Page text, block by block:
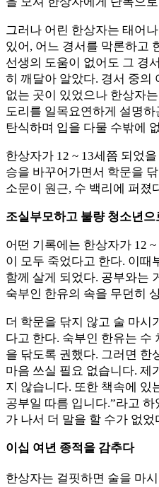
그러나 어린 한상자는 태어
있어, 어느 경서를 막론하고
선생의 도움이 없어도 그 경
히 깨달아 알았다. 경서 중의
없는 곳이 있었으나 한상자
도리를 일목요연하게 설명
탄식하며 입을 다물 수밖에
한상자가 12 ~ 13세쯤 되었
승을 바꾸어가면서 학문을
소문이 원근, 수 백리에 퍼졌
조실부모하고 불량 청소년
어떤 기록에는 한상자가 12
이 모두 죽었다고 한다. 이때
함께 살게 되었다. 공부와는
숙부인 한유의 속을 무던히
더 학문을 닦지 않고 술 마시
다고 한다. 숙부인 한유는 수
을 닦도록 권했다. 그러면 한
마음 쓰실 필요 없습니다. 제
지 않습니다. 또한 책속에 있
공부일 따름 입니다.”라고
가 나서 더 말을 할 수가 없었
이십 여년 종적을 감추다
한상자는 걸핏하면 술을 마